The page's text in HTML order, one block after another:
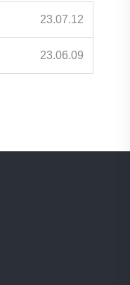
23.07.12
23.06.09